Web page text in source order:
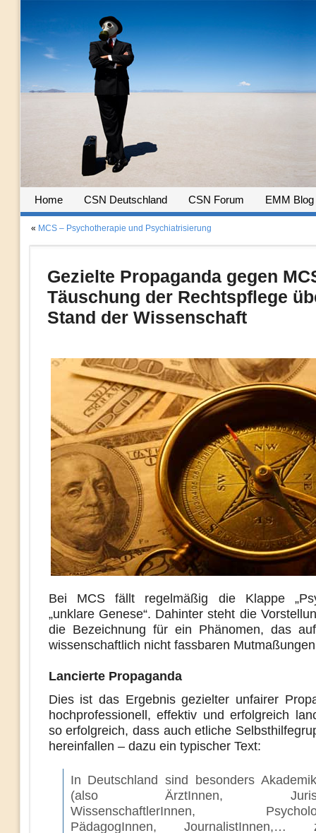
Home CSN Deutschland CSN Forum EMM Blog
« MCS – Psychotherapie und Psychiatrisierung
Gezielte Propaganda gegen
Täuschung der Rechtspflege
Stand der Wissenschaft
Bei MCS fällt regelmäßig die Klappe
„unklare Genese“. Dahinter steht die
die Bezeichnung für ein Phänomen, das
wissenschaftlich nicht fassbaren
Lancierte Propaganda
Dies ist das Ergebnis gezielter unfairer
hochprofessionell, effektiv und erfolgreich
so erfolgreich, dass auch etliche
hereinfallen – dazu ein typischer Text:
In Deutschland sind besonders
(also ÄrztInnen,
WissenschaftlerInnen,
PädagogInnen, JournalistInnen,…